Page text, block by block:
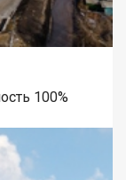
100%